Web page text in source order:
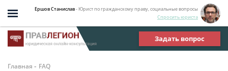
Ершов Станислав- Юрист по гражданскому праву, социальные вопросы
Спросить юриста
Задать вопрос
Главная - FAQ